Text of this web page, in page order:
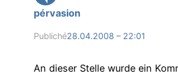
pérvasion
Publiché28.04.2008 – 22:01
An dieser Stelle wurde ein